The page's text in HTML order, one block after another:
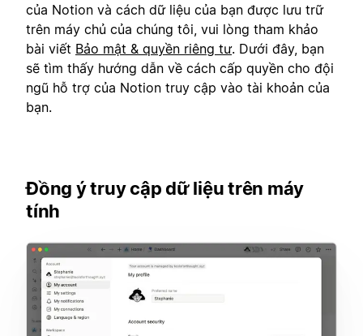
của Notion và cách dữ liệu của bạn được lưu trữ
trên máy chủ của chúng tôi, vui lòng tham khảo
bài viết Bảo mật & quyền riêng tư. Dưới đây, bạn
sẽ tìm thấy hướng dẫn về cách cấp quyền cho đội
ngũ hỗ trợ của Notion truy cập vào tài khoản của
bạn.
Đồng ý truy cập dữ liệu trên máy
tính